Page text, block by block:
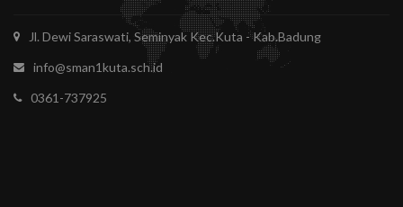
Jl. Dewi Saraswati, Seminyak Kec.Kuta - Kab.Badung
info@sman1kuta.sch.id
0361-737925